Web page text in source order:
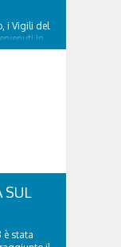
i Vigili del
in
di Calalzo
bloccata
SUL
è stata